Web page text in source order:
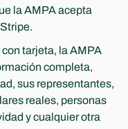
la AMPA acepta
tarjeta, la AMPA
completa,
sus representantes,
reales, personas
y cualquier otra